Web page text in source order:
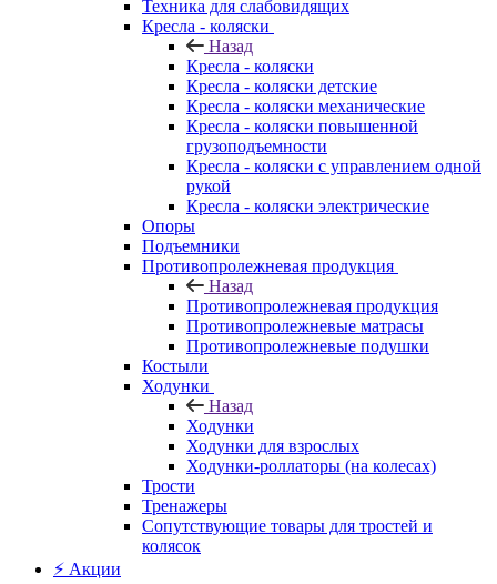
Техника для слабовидящих
Кресла - коляски
Назад
Кресла - коляски
Кресла - коляски детские
Кресла - коляски механические
Кресла - коляски повышенной
грузоподъемности
Кресла - коляски с управлением одной
рукой
Кресла - коляски электрические
Опоры
Подъемники
Противопролежневая продукция
Назад
Противопролежневая продукция
Противопролежневые матрасы
Противопролежневые подушки
Костыли
Ходунки
Назад
Ходунки
Ходунки для взрослых
Ходунки-роллаторы (на колесах)
Трости
Тренажеры
Сопутствующие товары для тростей и
колясок
⚡ Акции